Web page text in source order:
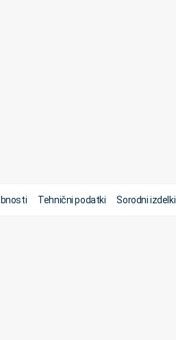
Tehnični podatki Sorodni izdelki